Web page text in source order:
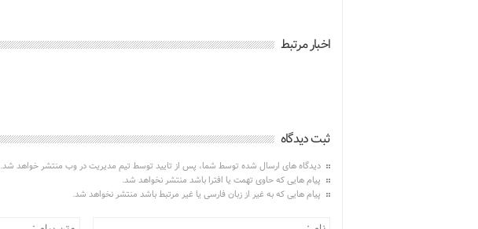
اخبار مرتبط
ثبت دیدگاه
دیدگاه های ارسال شده توسط شما، پس از تایید توسط تیم مدیریت در وب منتشر خواهد شد.
پیام هایی که حاوی تهمت یا افترا باشد منتشر نخواهد شد.
پیام هایی که به غیر از زبان فارسی یا غیر مرتبط باشد منتشر نخواهد شد.